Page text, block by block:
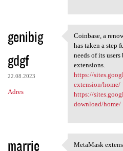
genibig
gdgf
22.08.2023
Adres
Coinbase, a
Coinbase, a
has taken a step
needs of its
extensions.
https://
extension/home/
https://
download/home/
marrie
MetaMask